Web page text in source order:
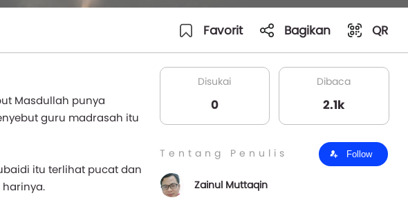
Favorit Bagikan QR
Masdullah punya
guru madrasah itu
itu terlihat pucat dan
Disukai
0
Dibaca
2.1k
Tentang Penulis Follow
Zainul Muttaqin